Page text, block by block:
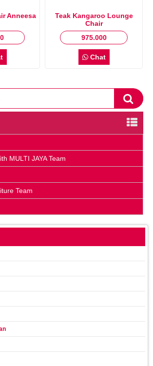
Anneesa
Teak Kangaroo Lounge
Chair
975.000
Chat
MULTI JAYA Team
Team